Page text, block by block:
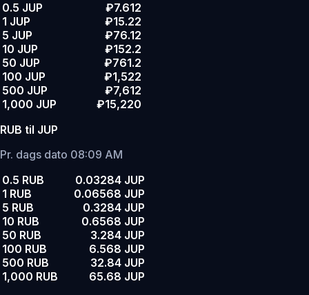
0.5 JUP
₽7.612
1 JUP
₽15.22
5 JUP
₽76.12
10 JUP
₽152.2
50 JUP
₽761.2
100 JUP
₽1,522
500 JUP
₽7,612
1,000 JUP
₽15,220
RUB til JUP
Pr. dags dato 08:09 AM
0.5 RUB
0.03284 JUP
1 RUB
0.06568 JUP
5 RUB
0.3284 JUP
10 RUB
0.6568 JUP
50 RUB
3.284 JUP
100 RUB
6.568 JUP
500 RUB
32.84 JUP
1,000 RUB
65.68 JUP